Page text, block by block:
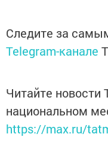
Следите за
Telegram-канале
Читайте новости
национальном
https://max.ru/